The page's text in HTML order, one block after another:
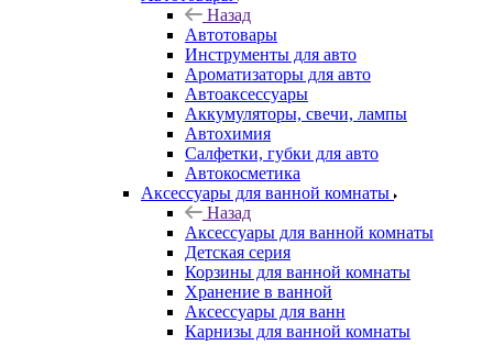
Назад
Автотовары
Инструменты для авто
Ароматизаторы для авто
Автоаксессуары
Аккумуляторы, свечи, лампы
Автохимия
Салфетки, губки для авто
Автокосметика
Аксессуары для ванной комнаты
Назад
Аксессуары для ванной комнаты
Детская серия
Корзины для ванной комнаты
Хранение в ванной
Аксессуары для ванн
Карнизы для ванной комнаты